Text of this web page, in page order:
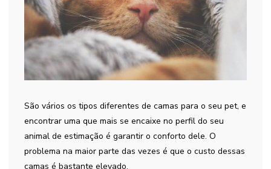
São vários os tipos diferentes de camas para o seu pet, e
encontrar uma que mais se encaixe no perfil do seu
animal de estimação é garantir o conforto dele. O
problema na maior parte das vezes é que o custo dessas
camas é bastante elevado.